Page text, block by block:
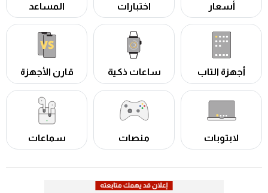
أسعار اختبارات المساعد
أجهزة التاب ساعات ذكية قارن الأجهزة
لابتوبات منصات سماعات